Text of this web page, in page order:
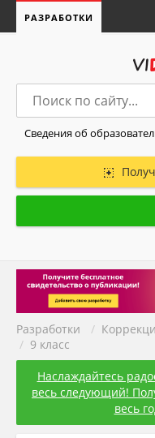
РАЗРАБОТКИ
Сведения об
Разработки /
/ 9 класс
Наслаждайтесь
весь следующий!
весь